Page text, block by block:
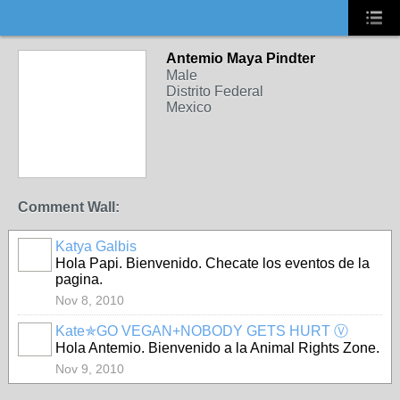
Antemio Maya Pindter
Male
Distrito Federal
Mexico
Comment Wall:
Katya Galbis
Hola Papi. Bienvenido. Checate los eventos de la
pagina.
Nov 8, 2010
Kate✯GO VEGAN+NOBODY GETS HURT Ⓥ
Hola Antemio. Bienvenido a la Animal Rights Zone.
Nov 9, 2010